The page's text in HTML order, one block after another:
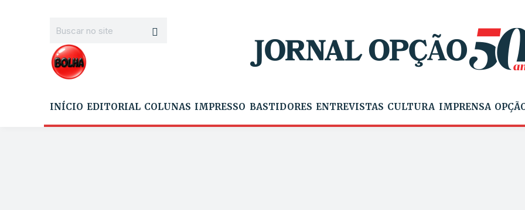
INÍCIO EDITORIAL COLUNAS IMPRESSO BASTIDORES ENTREVISTAS CULTURA IMPRENSA